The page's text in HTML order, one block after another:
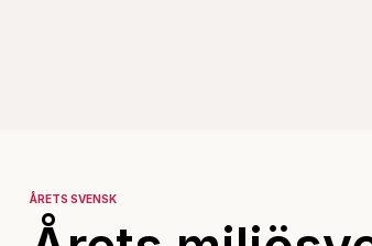
ÅRETS SVENSK